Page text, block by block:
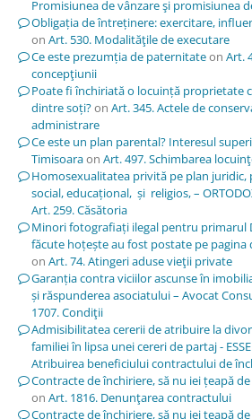
Promisiunea de vânzare şi promisiunea
Obligația de întreținere: exercitare,
on Art. 530. Modalităţile de executare
Ce este prezumția de paternitateon Art.
concepţiunii
Poate fi închiriată o locuință proprietate
dintre soți?on Art. 345. Actele de
administrare
Ce este un plan parental? Interesul
Timisoaraon Art. 497. Schimbarea
Homosexualitatea privită pe plan juridic,
social, educațional, și religios, –
Art. 259. Căsătoria
Minori fotografiați ilegal pentru primarul
făcute hoțește au fost postate pe pagina
on Art. 74. Atingeri aduse vieţii private
Garanția contra viciilor ascunse în
și răspunderea asociatului – Avocat
1707. Condiţii
Admisibilitatea cererii de atribuire la
familiei în lipsa unei cereri de partaj -
Atribuirea beneficiului contractului de
Contracte de închiriere, să nu iei țeapă
on Art. 1816. Denunţarea contractului
Contracte de închiriere, să nu iei țeapă